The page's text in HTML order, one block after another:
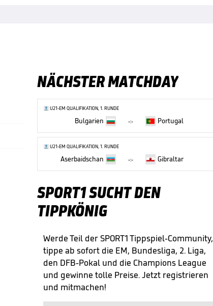
NÄCHSTER MATCHDAY
U21-EM QUALIFIKATION, 1. RUNDE
Bulgarien -:- Portugal
U21-EM QUALIFIKATION, 1. RUNDE
Aserbaidschan -:- Gibraltar
SPORT1 SUCHT DEN
TIPPKÖNIG
Werde Teil der SPORT1 Tippspiel-Community,
tippe ab sofort die EM, Bundesliga, 2. Liga,
den DFB-Pokal und die Champions League
und gewinne tolle Preise. Jetzt registrieren
und mitmachen!